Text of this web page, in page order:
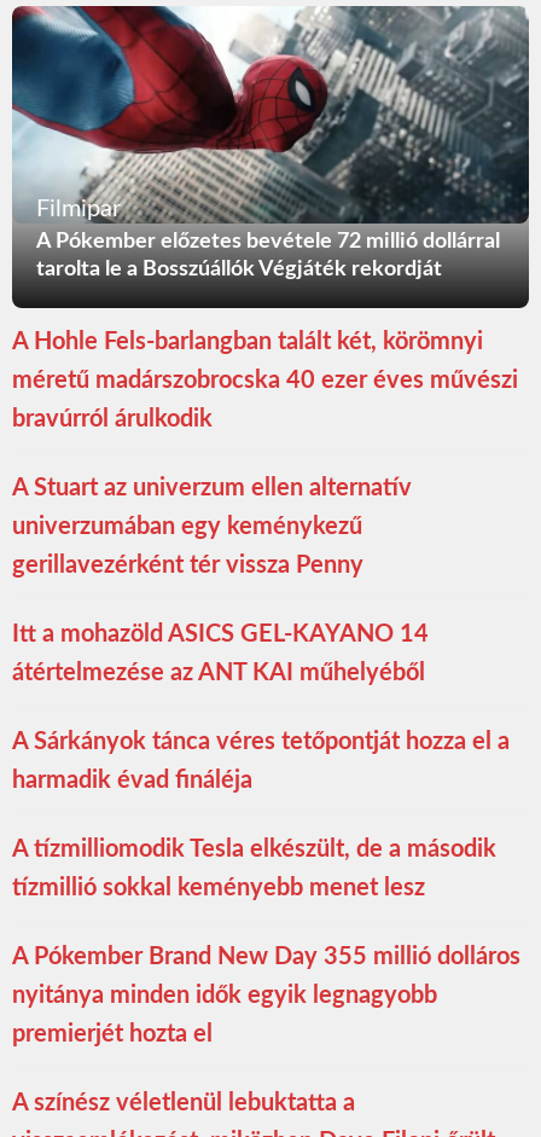
Filmipar
A Pókember előzetes bevétele 72 millió dollárral
tarolta le a Bosszúállók Végjáték rekordját
A Hohle Fels-barlangban talált két, körömnyi
méretű madárszobrocska 40 ezer éves művészi
bravúrról árulkodik
A Stuart az univerzum ellen alternatív
univerzumában egy keménykezű
gerillavezérként tér vissza Penny
Itt a mohazöld ASICS GEL-KAYANO 14
átértelmezése az ANT KAI műhelyéből
A Sárkányok tánca véres tetőpontját hozza el a
harmadik évad fináléja
A tízmilliomodik Tesla elkészült, de a második
tízmillió sokkal keményebb menet lesz
A Pókember Brand New Day 355 millió dolláros
nyitánya minden idők egyik legnagyobb
premierjét hozta el
A színész véletlenül lebuktatta a